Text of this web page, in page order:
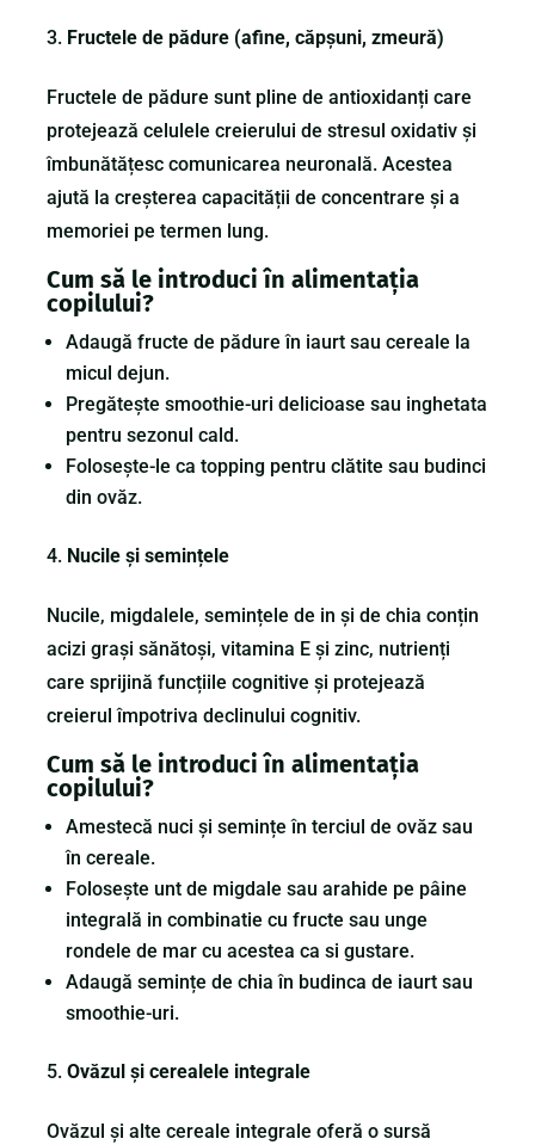
Fructele de pădure (afine, căpșuni, zmeură)
Fructele de pădure sunt pline de antioxidanți care
protejează celulele creierului de stresul oxidativ și
îmbunătățesc comunicarea neuronală. Acestea
ajută la creșterea capacității de concentrare și a
memoriei pe termen lung.
Cum să le introduci în alimentația
copilului?
Adaugă fructe de pădure în iaurt sau cereale la
micul dejun.
Pregătește smoothie-uri delicioase sau inghetata
pentru sezonul cald.
Folosește-le ca topping pentru clătite sau budinci
din ovăz.
Nucile și semințele
Nucile, migdalele, semințele de in și de chia conțin
acizi grași sănătoși, vitamina E și zinc, nutrienți
care sprijină funcțiile cognitive și protejează
creierul împotriva declinului cognitiv.
Cum să le introduci în alimentația
copilului?
Amestecă nuci și semințe în terciul de ovăz sau
în cereale.
Folosește unt de migdale sau arahide pe pâine
integrală in combinatie cu fructe sau unge
rondele de mar cu acestea ca si gustare.
Adaugă semințe de chia în budinca de iaurt sau
smoothie-uri.
Ovăzul și cerealele integrale
Ovăzul și alte cereale integrale oferă o sursă